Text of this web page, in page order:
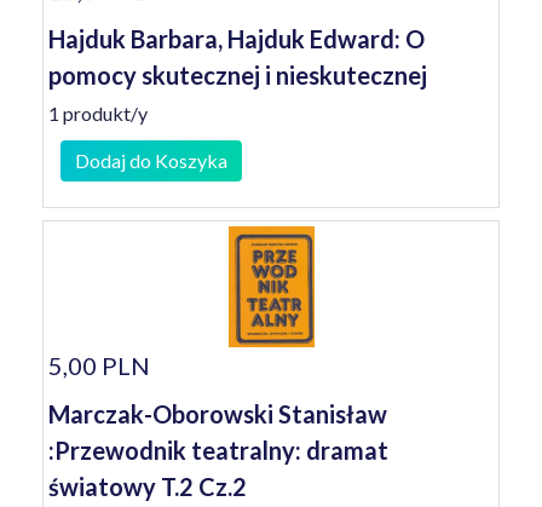
Hajduk Barbara, Hajduk Edward: O
pomocy skutecznej i nieskutecznej
1 produkt/y
Dodaj do Koszyka
5,00 PLN
Marczak-Oborowski Stanisław
:Przewodnik teatralny: dramat
światowy T.2 Cz.2